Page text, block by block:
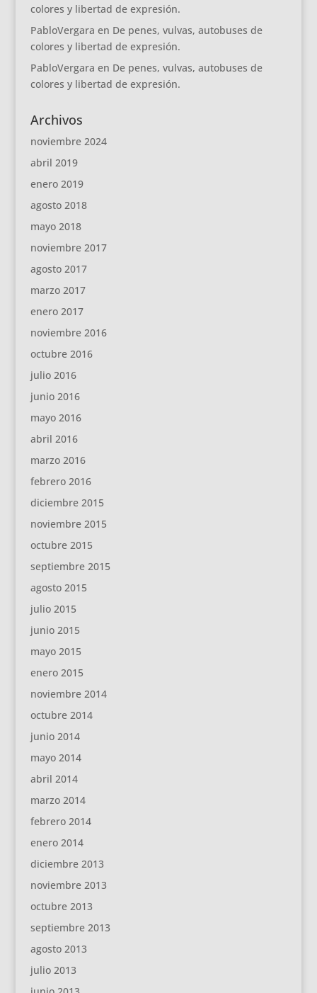
colores y libertad de expresión.
PabloVergara en De penes, vulvas, autobuses de
colores y libertad de expresión.
PabloVergara en De penes, vulvas, autobuses de
colores y libertad de expresión.
Archivos
noviembre 2024
abril 2019
enero 2019
agosto 2018
mayo 2018
noviembre 2017
agosto 2017
marzo 2017
enero 2017
noviembre 2016
octubre 2016
julio 2016
junio 2016
mayo 2016
abril 2016
marzo 2016
febrero 2016
diciembre 2015
noviembre 2015
octubre 2015
septiembre 2015
agosto 2015
julio 2015
junio 2015
mayo 2015
enero 2015
noviembre 2014
octubre 2014
junio 2014
mayo 2014
abril 2014
marzo 2014
febrero 2014
enero 2014
diciembre 2013
noviembre 2013
octubre 2013
septiembre 2013
agosto 2013
julio 2013